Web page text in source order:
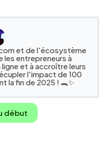
et de l'écosystème
les entrepreneurs à
et à accroître leurs
l'impact de 100
la fin de 2025 ! 🐊✨
début